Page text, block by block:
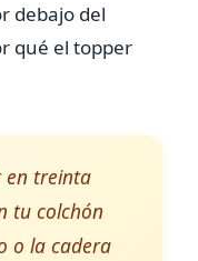
debajo del
qué el topper
en treinta
tu colchón
o la cadera